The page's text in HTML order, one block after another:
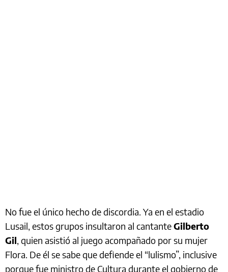
No fue el único hecho de discordia. Ya en el estadio
Lusail, estos grupos insultaron al cantanteGilberto
Gil, quien asistió al juego acompañado por su mujer
Flora. De él se sabe que defiende el “lulismo”, inclusive
porque fue ministro de Cultura durante el gobierno de